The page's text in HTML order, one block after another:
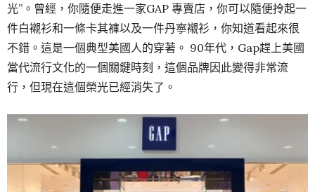
光”。曾經，你隨便走進一家GAP 專賣店，你可以隨便拎起一
件白襯衫和一條卡其褲以及一件丹寧襯衫，你知道看起來很
不錯。這是一個典型美國人的穿著。 90年代，Gap趕上美國
當代流行文化的一個關鍵時刻，這個品牌因此變得非常流
行，但現在這個榮光已經消失了。